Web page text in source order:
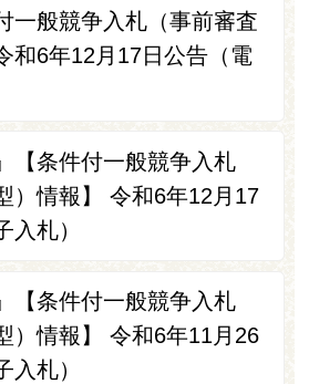
一般競争入札（事前審査
和6年12月17日公告（電
【条件付一般競争入札
）情報】 令和6年12月17
入札）
【条件付一般競争入札
）情報】 令和6年11月26
入札）